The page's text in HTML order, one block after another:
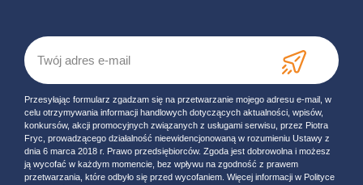
Przesyłając formularz zgadzam się na przetwarzanie mojego adresu e-mail, w
celu otrzymywania informacji handlowych dotyczących aktualności, wpisów,
konkursów, akcji promocyjnych związanych z usługami serwisu, przez Piotra
Fryc, prowadzącego działalność nieewidencjonowaną w rozumieniu Ustawy z
dnia 6 marca 2018 r. Prawo przedsiębiorców. Zgoda jest dobrowolna i możesz
ją wycofać w każdym momencie, bez wpływu na zgodność z prawem
przetwarzania, które odbyło się przed wycofaniem. Więcej informacji w Polityce